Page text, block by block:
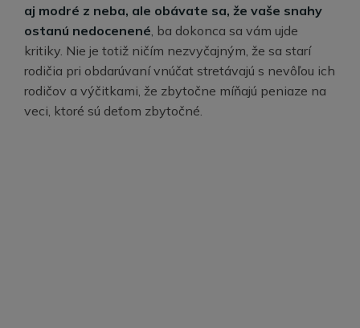
aj modré z neba, ale obávate sa, že vaše snahy
ostanú nedocenené, ba dokonca sa vám ujde
kritiky. Nie je totiž ničím nezvyčajným, že sa starí
rodičia pri obdarúvaní vnúčat stretávajú s nevôľou ich
rodičov a výčitkami, že zbytočne míňajú peniaze na
veci, ktoré sú deťom zbytočné.